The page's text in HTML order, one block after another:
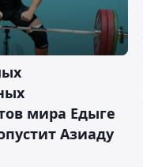
мира Едыге
Азиаду